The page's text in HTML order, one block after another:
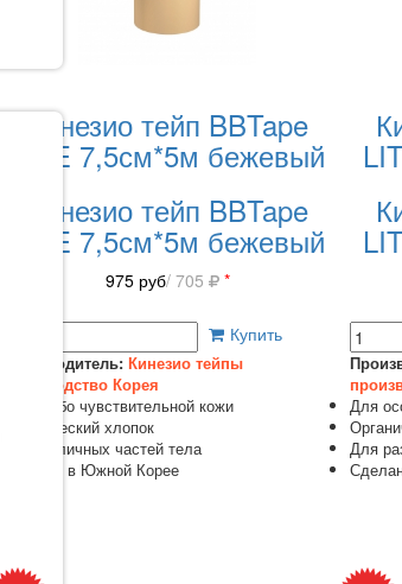
Кинезио тейп BBTape
LITE 7,5см*5м бежевый
Кинезио тейп BBTape
LITE 7,5см*5м бежевый
975 руб/ 705 *
Купить
Производитель: Кинезио тейпы
производство Корея
Для особо чувствительной кожи
Органический хлопок
Для различных частей тела
Сделано в Южной Корее
Для
Для